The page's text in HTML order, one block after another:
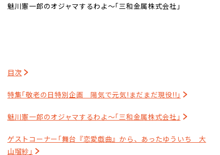
魅川憲一郎のオジャマするわよ～｢三和金属株式会社｣
目次
特集｢敬老の日特別企画 陽気で元気!まだまだ現役!!｣
魅川憲一郎のオジャマするわよ～｢三和金属株式会社｣
ゲストコーナー｢舞台『恋愛戯曲』から、あったゆういち 大
山瑠紗｣